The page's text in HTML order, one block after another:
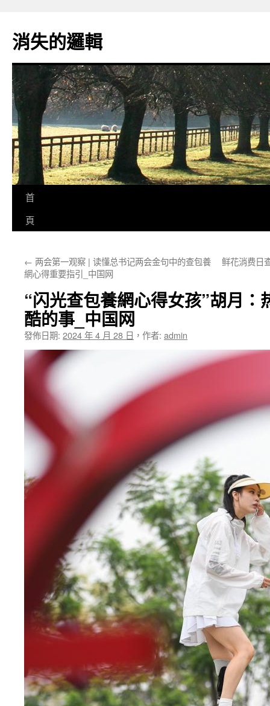
主
要
消失的邏輯
首
頁
← 两会第一观察 | 读懂总书记两会金句中的查包養
網心得重要指引_中国网
鲜花消费日
“闪光查包養網心得女孩”胡月：
酷的事_中国网
發佈日期: 2024 年 4 月 28 日 ， 作者: admin